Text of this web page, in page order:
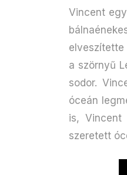
Vincent
elveszítette
a szörnyű
sodor.
óceán
is, Vincent
szeretett